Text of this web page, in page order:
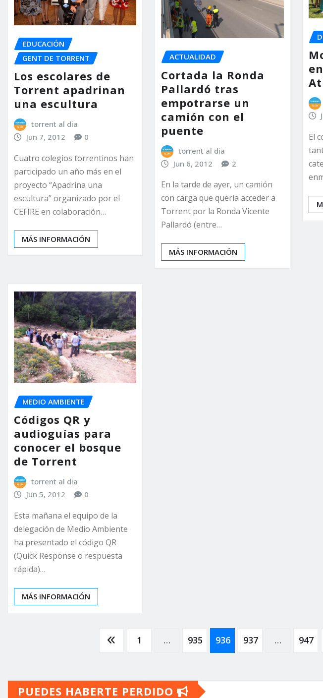
EDUCACIÓN
GENT DE TORRENT
Los escolares de
Torrent apadrinan
una escultura
torrent al dia
Jun 7, 2012
0
Cuatro colegios torrentinos han
participado un año más en el
proyecto “Apadrina una
escultura” organizado por el
CEFIRE en colaboración…
MÁS INFORMACIÓN
ACTUALIDAD
Cortada la Ronda
Pallardó tras
empotrarse un
camión con el
puente
torrent al dia
Jun 6, 2012
2
En la tarde de ayer, un camión
con carga que quería acceder a
Torrent por la Ronda Vicente
Pallardó (entre…
MÁS INFORMACIÓN
El
MEDIO AMBIENTE
Códigos QR y
audioguías para
conocer el bosque
de Torrent
torrent al dia
Jun 5, 2012
0
Esta mañana el equipo de la
delegación de Medio Ambiente
ha presentado el código QR
(Quick Response o respuesta
rápida)…
MÁS INFORMACIÓN
Paginación
1 … 935 936 937 … 947
PUEDES HABERTE PERDIDO